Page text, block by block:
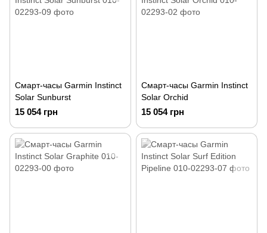
Смарт-часы Garmin Instinct
Solar Sunburst
15 054 грн
Смарт-часы Garmin Instinct
Solar Orchid
15 054 грн